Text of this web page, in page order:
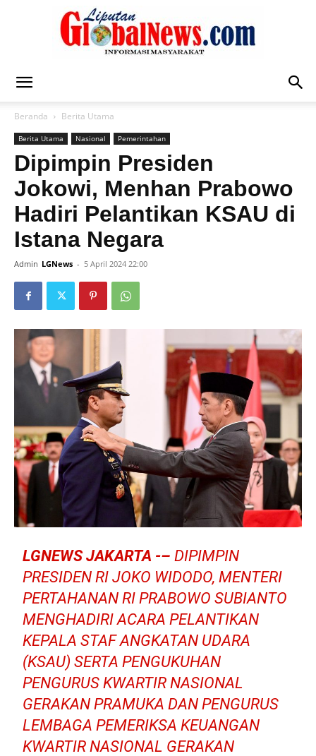
Global
News
Beranda Berita Utama
Berita Utama Nasional Pemerintahan
Dipimpin Presiden
Jokowi, Menhan Prabowo
Hadiri Pelantikan KSAU di
Istana Negara
Admin LGNews - 5 April 2024 22:00
LGNEWS JAKARTA -– DIPIMPIN
PRESIDEN RI JOKO WIDODO, MENTERI
PERTAHANAN RI PRABOWO SUBIANTO
MENGHADIRI ACARA PELANTIKAN
KEPALA STAF ANGKATAN UDARA
(KSAU) SERTA PENGUKUHAN
PENGURUS KWARTIR NASIONAL
GERAKAN PRAMUKA DAN PENGURUS
LEMBAGA PEMERIKSA KEUANGAN
KWARTIR NASIONAL GERAKAN